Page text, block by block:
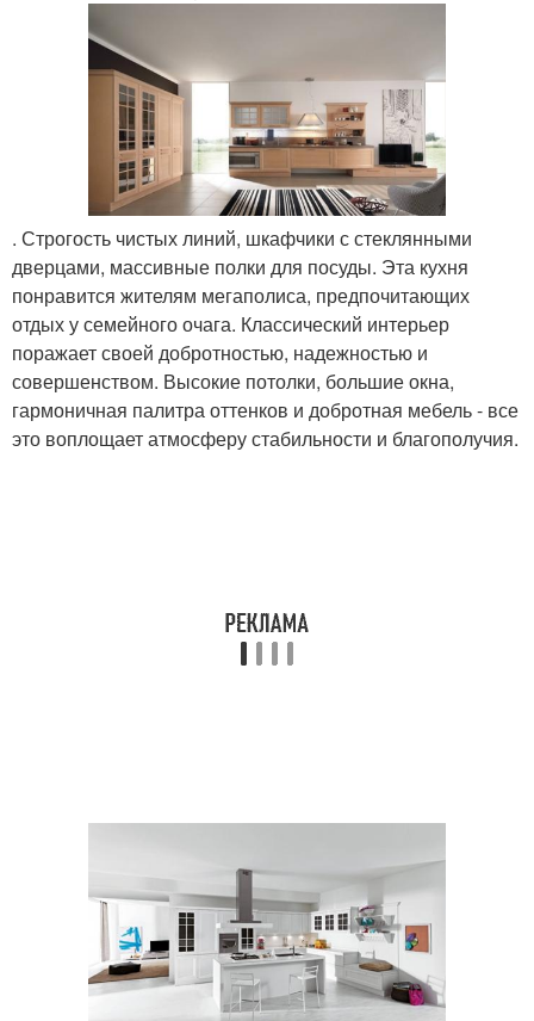
. Строгость чистых линий, шкафчики с стеклянными
дверцами, массивные полки для посуды. Эта кухня
понравится жителям мегаполиса, предпочитающих
отдых у семейного очага. Классический интерьер
поражает своей добротностью, надежностью и
совершенством. Высокие потолки, большие окна,
гармоничная палитра оттенков и добротная мебель - все
это воплощает атмосферу стабильности и благополучия.